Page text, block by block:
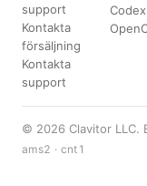
support
Kontakta
försäljning
Kontakta
support
Codex
© 2026 Clavitor LLC.
ams2 · cnt1